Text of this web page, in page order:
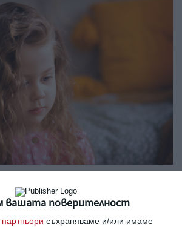
вашата поверителност
партньори съхраняваме и/или имаме
обяснение на проблема.